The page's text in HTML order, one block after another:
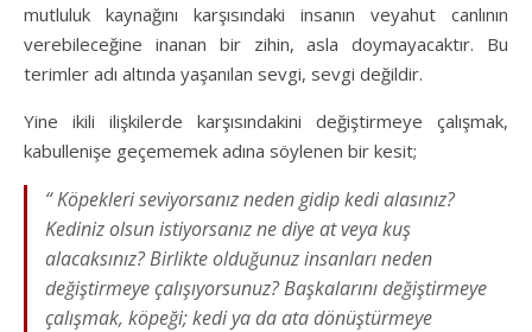
mutluluk kaynağını karşısındaki insanın veyahut canlının
verebileceğine inanan bir zihin, asla doymayacaktır. Bu
terimler adı altında yaşanılan sevgi, sevgi değildir.
Yine ikili ilişkilerde karşısındakini değiştirmeye çalışmak,
kabullenişe geçememek adına söylenen bir kesit;
“ Köpekleri seviyorsanız neden gidip kedi alasınız?
Kediniz olsun istiyorsanız ne diye at veya kuş
alacaksınız? Birlikte olduğunuz insanları neden
değiştirmeye çalışıyorsunuz? Başkalarını değiştirmeye
çalışmak, köpeği; kedi ya da ata dönüştürmeye